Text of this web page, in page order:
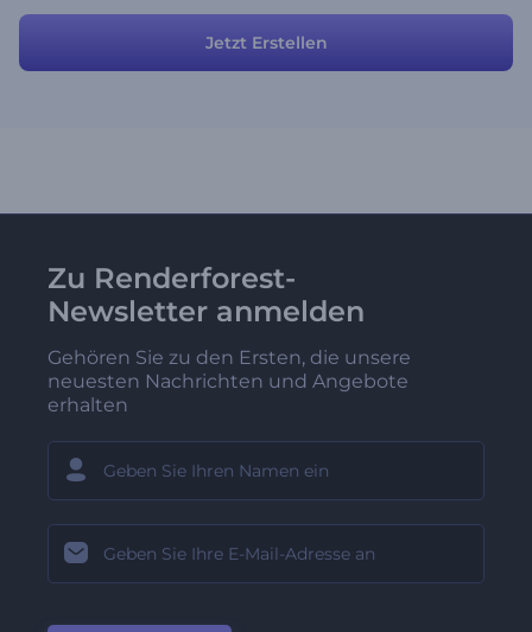
für diesen Zweck gedacht. Verändern Sie nur das Datum und den
Ort oder bearbieten Sie das Skript und das Einladungsvideo für Ihre
Karriereseminare ist mit wenige Aufwand fertig.
Jetzt Erstellen
Zu Renderforest-
Newsletter anmelden
Gehören Sie zu den Ersten, die unsere
neuesten Nachrichten und Angebote
erhalten